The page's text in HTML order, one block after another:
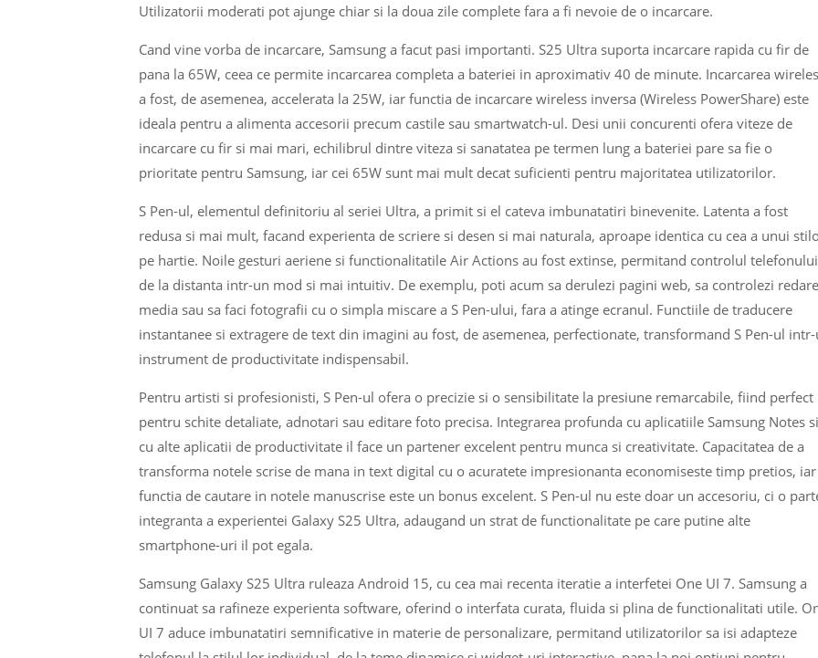
Utilizatorii moderati pot ajunge chiar si la doua zile complete fara a fi nevoie de o incarcare.
Cand vine vorba de incarcare, Samsung a facut pasi importanti. S25 Ultra suporta incarcare rapida cu fir de
pana la 65W, ceea ce permite incarcarea completa a bateriei in aproximativ 40 de minute. Incarcarea
a fost, de asemenea, accelerata la 25W, iar functia de incarcare wireless inversa (Wireless PowerShare) este
ideala pentru a alimenta accesorii precum castile sau smartwatch-ul. Desi unii concurenti ofera viteze de
incarcare cu fir si mai mari, echilibrul dintre viteza si sanatatea pe termen lung a bateriei pare sa fie o
prioritate pentru Samsung, iar cei 65W sunt mai mult decat suficienti pentru majoritatea utilizatorilor.
S Pen-ul, elementul definitoriu al seriei Ultra, a primit si el cateva imbunatatiri binevenite. Latenta a fost
redusa si mai mult, facand experienta de scriere si desen si mai naturala, aproape identica cu cea a unui
pe hartie. Noile gesturi aeriene si functionalitatile Air Actions au fost extinse, permitand controlul telefonului
de la distanta intr-un mod si mai intuitiv. De exemplu, poti acum sa derulezi pagini web, sa controlezi
media sau sa faci fotografii cu o simpla miscare a S Pen-ului, fara a atinge ecranul. Functiile de traducere
instantanee si extragere de text din imagini au fost, de asemenea, perfectionate, transformand S Pen-ul
instrument de productivitate indispensabil.
Pentru artisti si profesionisti, S Pen-ul ofera o precizie si o sensibilitate la presiune remarcabile, fiind perfect
pentru schite detaliate, adnotari sau editare foto precisa. Integrarea profunda cu aplicatiile Samsung Notes si
cu alte aplicatii de productivitate il face un partener excelent pentru munca si creativitate. Capacitatea de a
transforma notele scrise de mana in text digital cu o acuratete impresionanta economiseste timp pretios, iar
functia de cautare in notele manuscrise este un bonus excelent. S Pen-ul nu este doar un accesoriu, ci o
integranta a experientei Galaxy S25 Ultra, adaugand un strat de functionalitate pe care putine alte
smartphone-uri il pot egala.
Samsung Galaxy S25 Ultra ruleaza Android 15, cu cea mai recenta iteratie a interfetei One UI 7. Samsung a
continuat sa rafineze experienta software, oferind o interfata curata, fluida si plina de functionalitati utile.
UI 7 aduce imbunatatiri semnificative in materie de personalizare, permitand utilizatorilor sa isi adapteze